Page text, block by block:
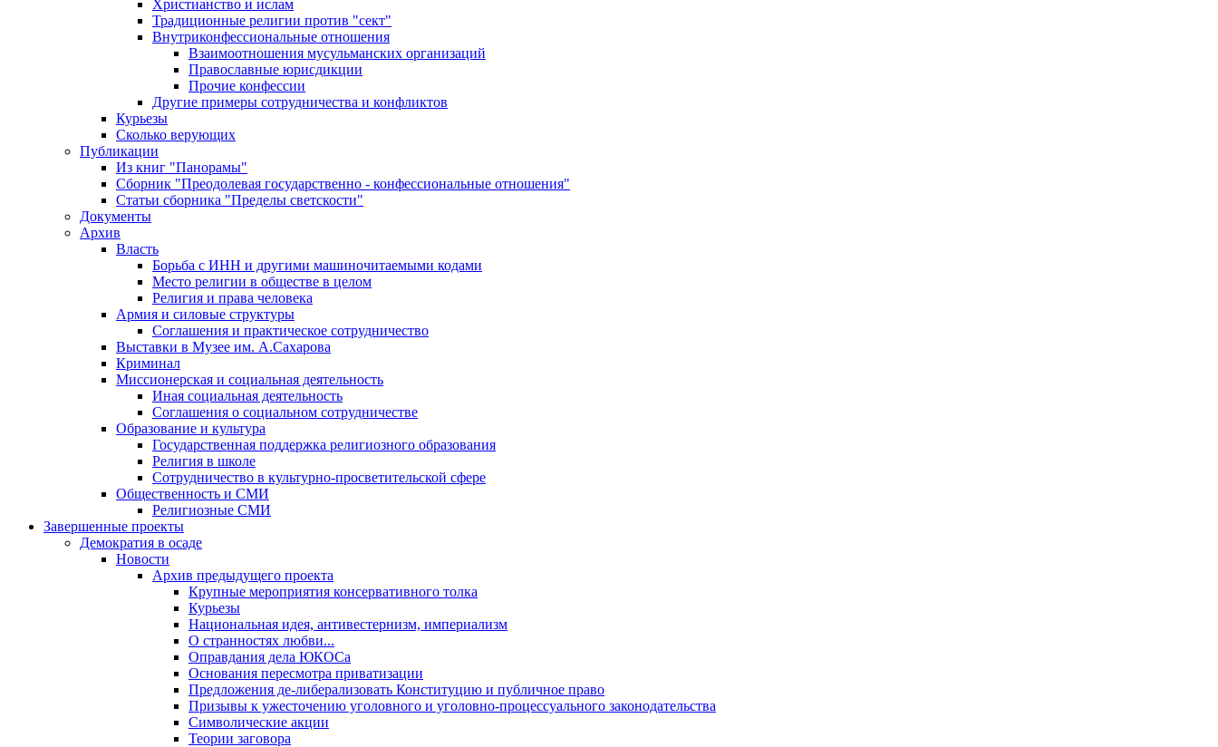
Христианство и ислам
Традиционные религии против "сект"
Внутриконфессиональные отношения
Взаимоотношения мусульманских организаций
Православные юрисдикции
Прочие конфессии
Другие примеры сотрудничества и конфликтов
Курьезы
Сколько верующих
Публикации
Из книг "Панорамы"
Сборник "Преодолевая государственно - конфессиональные отношения"
Статьи сборника "Пределы светскости"
Документы
Архив
Власть
Борьба с ИНН и другими машиночитаемыми кодами
Место религии в обществе в целом
Религия и права человека
Армия и силовые структуры
Соглашения и практическое сотрудничество
Выставки в Музее им. А.Сахарова
Криминал
Миссионерская и социальная деятельность
Иная социальная деятельность
Соглашения о социальном сотрудничестве
Образование и культура
Государственная поддержка религиозного образования
Религия в школе
Сотрудничество в культурно-просветительской сфере
Общественность и СМИ
Религиозные СМИ
Завершенные проекты
Демократия в осаде
Новости
Архив предыдущего проекта
Крупные мероприятия консервативного толка
Курьезы
Национальная идея, антивестернизм, империализм
О странностях любви...
Оправдания дела ЮКОСа
Основания пересмотра приватизации
Предложения де-либерализовать Конституцию и публичное право
Призывы к ужесточению уголовного и уголовно-процессуального законодательства
Символические акции
Теории заговора